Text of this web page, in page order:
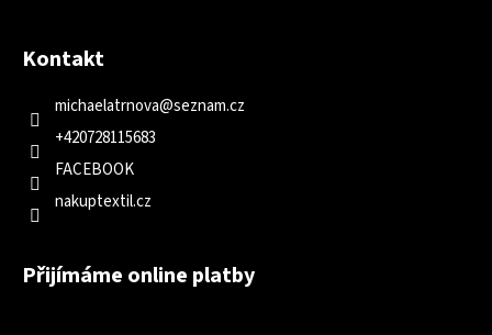
Kontakt
michaelatrnova@seznam.cz
+420728115683
FACEBOOK
nakuptextil.cz
Přijímáme online platby